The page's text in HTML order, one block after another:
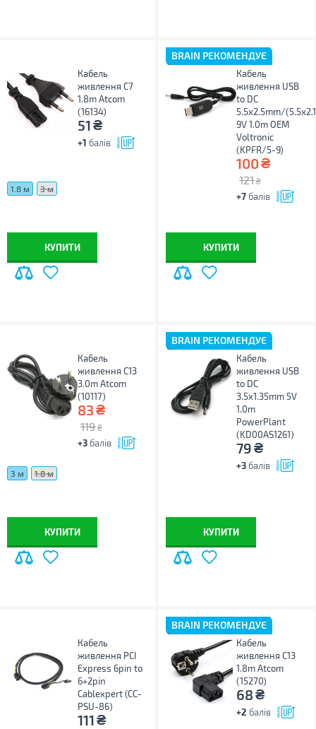
Кабель
живлення C7
1.8m Atcom
(16134)
51₴
+1 балів
1.8 м 3 м
КУПИТИ
BRAIN РЕКОМЕНДУЄ
Кабель
живлення USB
to DC
5.5x2.5mm/
9V 1.0m OEM
Voltronic
(KPFR/5-9)
100₴
121 ₴
+7 балів
КУПИТИ
Кабель
живлення C13
3.0m Atcom
(10117)
83₴
119 ₴
+3 балів
3 м 1.8 м
КУПИТИ
BRAIN РЕКОМЕНДУЄ
Кабель
живлення USB
to DC
3.5x1.35mm 5V
1.0m
PowerPlant
(KD00AS1261)
79₴
+3 балів
КУПИТИ
Кабель
живлення PCI
Express 6pin to
6+2pin
Cablexpert (CC-
PSU-86)
111₴
BRAIN РЕКОМЕНДУЄ
Кабель
живлення C13
1.8m Atcom
(15270)
68₴
+2 балів